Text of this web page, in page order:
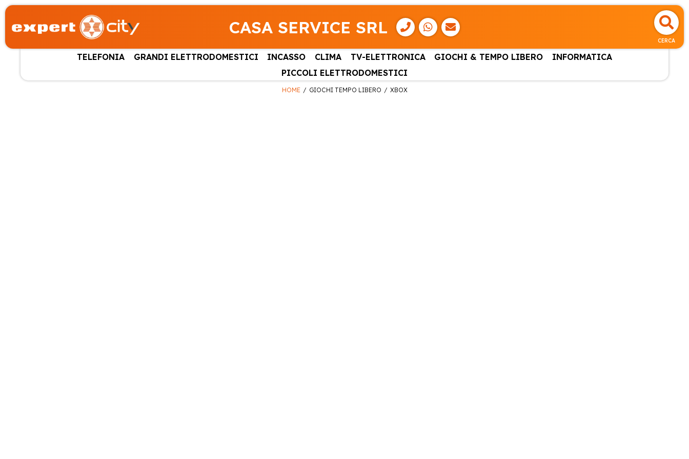
CASA SERVICE SRL
CERCA
TELEFONIA GRANDI ELETTRODOMESTICI INCASSO CLIMA TV-ELETTRONICA GIOCHI & TEMPO LIBERO
INFORMATICA
PICCOLI ELETTRODOMESTICI
HOME GIOCHI TEMPO LIBERO XBOX